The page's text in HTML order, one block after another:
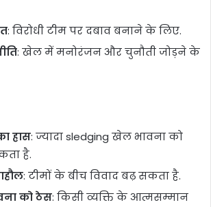
: विरोधी टीम पर दबाव बनाने के लिए.
: खेल में मनोरंजन और चुनौती जोड़ने के
ह्रास: ज्यादा sledging खेल भावना को
है.
: टीमों के बीच विवाद बढ़ सकता है.
को ठेस: किसी व्यक्ति के आत्मसम्मान